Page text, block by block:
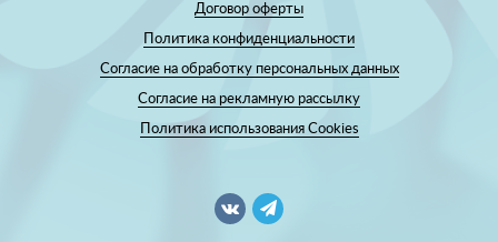
Договор оферты
Политика конфиденциальности
Согласие на обработку персональных данных
Согласие на рекламную рассылку
Политика использования Cookies